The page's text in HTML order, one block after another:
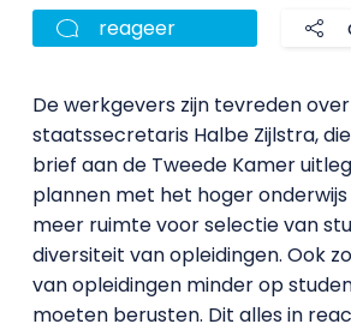
reageer
De werkgevers zijn tevreden
staatssecretaris Halbe Zijlstra,
brief aan de Tweede Kamer
plannen met het hoger onderwijs
meer ruimte voor selectie van
diversiteit van opleidingen. Ook
van opleidingen minder op
moeten berusten. Dit alles in